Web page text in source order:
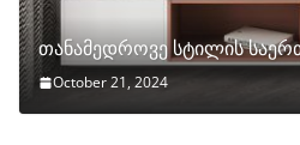
თანამედროვე სტილის
October 21, 2024